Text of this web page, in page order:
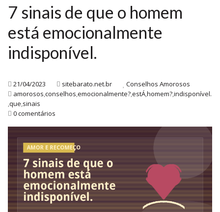
7 sinais de que o homem
está emocionalmente
indisponível.
21/04/2023 sitebarato.net.br
Conselhos Amorosos
amorosos,conselhos,emocionalmente?,estÁ,homem?,indisponível.
,que,sinais
0 comentários